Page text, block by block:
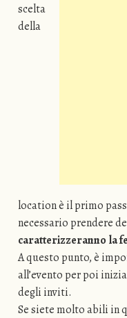
scelta
della
location è il primo
necessario prendere
caratterizzeranno la
A questo punto, è
all’evento per poi
degli inviti.
Se siete molto abili in